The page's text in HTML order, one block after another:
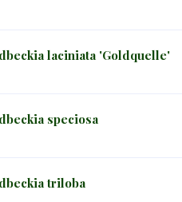
laciniata 'Goldquelle'
speciosa
triloba